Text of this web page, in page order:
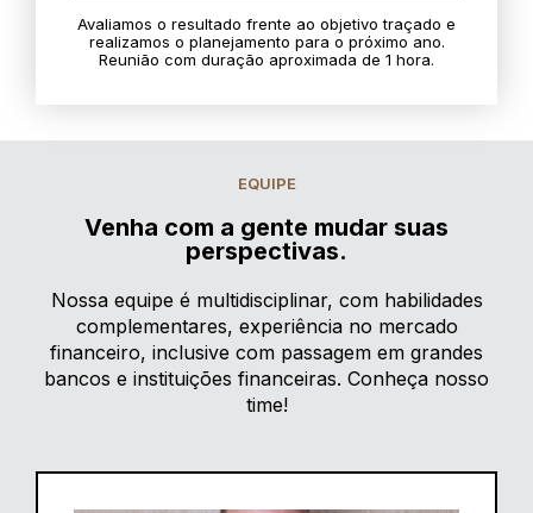
Avaliamos o resultado frente ao objetivo traçado e
realizamos o planejamento para o próximo ano.
Reunião com duração aproximada de 1 hora.
EQUIPE
Venha com a gente mudar suas
perspectivas.
Nossa equipe é multidisciplinar, com habilidades
complementares, experiência no mercado
financeiro, inclusive com passagem em grandes
bancos e instituições financeiras. Conheça nosso
time!